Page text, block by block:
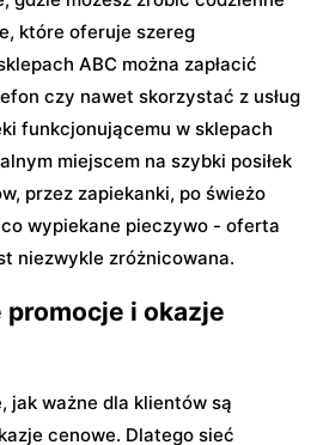
które oferuje szereg
ABC można zapłacić
czy nawet skorzystać z usług
funkcjonującemu w sklepach
miejscem na szybki posiłek
przez zapiekanki, po świeżo
wypiekane pieczywo - oferta
niezwykle zróżnicowana.
i okazje
jak ważne dla klientów są
cenowe. Dlatego sieć